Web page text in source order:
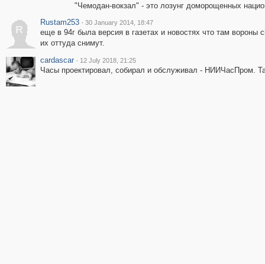
"Чемодан-вокзал" - это лозунг доморощенных
R
Rustam253 · 30 January 2014, 18:47
еще в 94г была версия в газетах и новостях что там вороны
их оттуда снимут.
cardascar · 12 July 2018, 21:25
Часы проектировал, собирал и обслуживал - НИИЧасПром.